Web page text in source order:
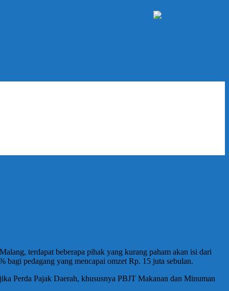
terdapat beberapa pihak yang kurang paham akan isi dari
bagi pedagang yang mencapai omzet Rp. 15 juta sebulan.
Perda Pajak Daerah, khususnya PBJT Makanan dan Minuman